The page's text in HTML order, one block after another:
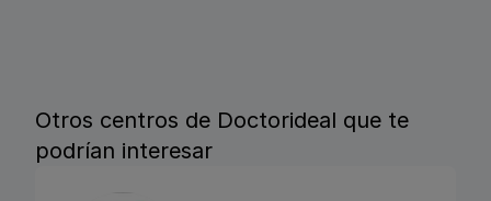
Otros centros de Doctorideal que te
podrían interesar